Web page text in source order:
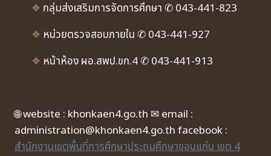
❖ กลุ่มส่งเสริมการจัดการศึกษา ✆ 043-441-823
❖ หน่วยตรวจสอบภายใน ✆ 043-441-927
❖ หน้าห้อง ผอ.สพป.ขก.4 ✆ 043-441-913
🌐 website : khonkaen4.go.th ✉ email :
administration@khonkaen4.go.th facebook :
สำนักงานเขตพื้นที่การศึกษาประถมศึกษาขอนแก่น เขต 4